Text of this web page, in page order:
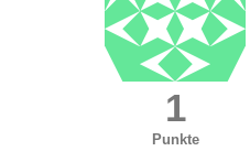
1
Punkte